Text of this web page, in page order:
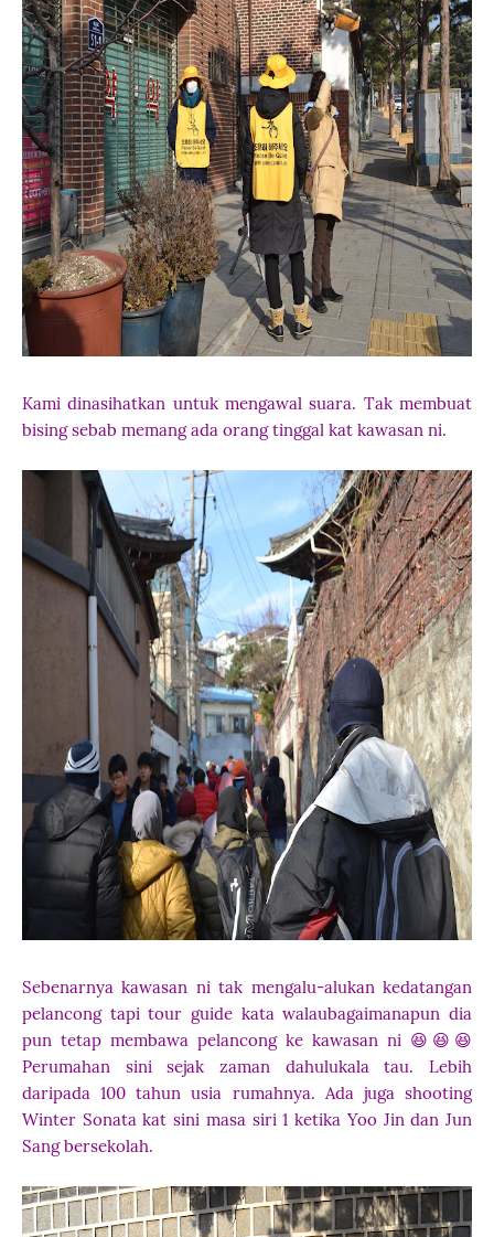
Kami dinasihatkan untuk mengawal suara. Tak membuat
bising sebab memang ada orang tinggal kat kawasan ni.
Sebenarnya kawasan ni tak mengalu-alukan kedatangan
pelancong tapi tour guide kata walaubagaimanapun dia
pun tetap membawa pelancong ke kawasan ni 😆😆😆
Perumahan sini sejak zaman dahulukala tau. Lebih
daripada 100 tahun usia rumahnya. Ada juga shooting
Winter Sonata kat sini masa siri 1 ketika Yoo Jin dan Jun
Sang bersekolah.